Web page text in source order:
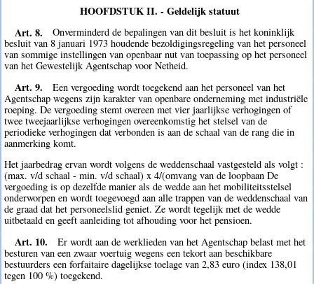
HOOFDSTUK II. - Geldelijk statuut
Art. 8.
Onverminderd de bepalingen van dit besluit is het koninklijk
besluit van 8 januari 1973 houdende bezoldigingsregeling van het personeel
van sommige instellingen van openbaar nut van toepassing op het personeel
van het Gewestelijk Agentschap voor Netheid.
Art. 9.
Een vergoeding wordt toegekend aan het personeel van het
Agentschap wegens zijn karakter van openbare onderneming met industriële
roeping. De vergoeding stemt overeen met vier jaarlijkse verhogingen of
twee tweejaarlijkse verhogingen overeenkomstig het stelsel van de
periodieke verhogingen dat verbonden is aan de schaal van de rang die in
aanmerking komt.
Het jaarbedrag ervan wordt volgens de weddenschaal vastgesteld als volgt :
(max. v/d schaal - min. v/d schaal) x 4/(omvang van de loopbaan De
vergoeding is op dezelfde manier als de wedde aan het mobiliteitsstelsel
onderworpen en wordt toegevoegd aan alle trappen van de weddenschaal van
de graad dat het personeelslid geniet. Ze wordt tegelijk met de wedde
uitbetaald en geeft aanleiding tot afhouding voor het pensioen.
Art. 10.
Er wordt aan de werklieden van het Agentschap belast met het
besturen van een zwaar voertuig wegens een tekort aan beschikbare
bestuurders een forfaitaire dagelijkse toelage van 2,83 euro (index 138,01
tegen 100 %) toegekend.